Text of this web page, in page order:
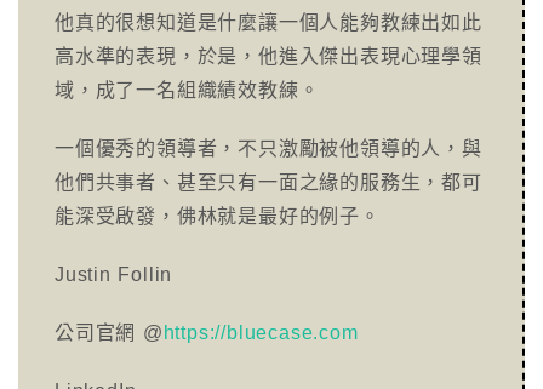
他真的很想知道是什麼讓一個人能夠教練出如此
高水準的表現，於是，他進入傑出表現心理學領
域，成了一名組織績效教練。
一個優秀的領導者，不只激勵被他領導的人，與
他們共事者、甚至只有一面之緣的服務生，都可
能深受啟發，佛林就是最好的例子。
Justin Follin
公司官網 @ https://bluecase.com